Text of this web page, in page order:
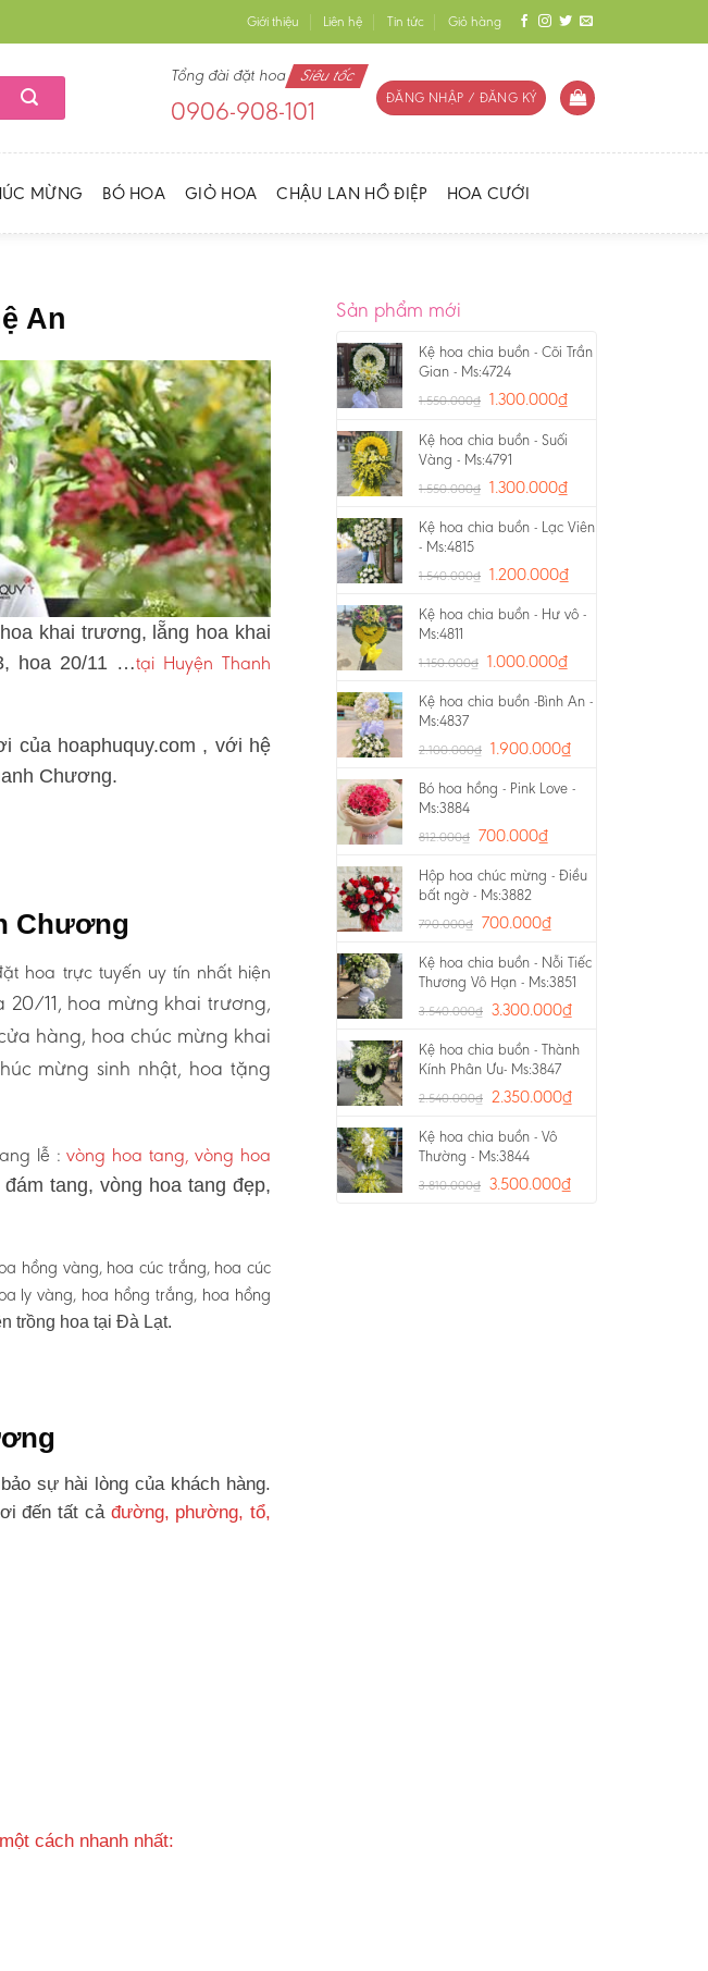
Giới thiệu Liên hệ Tin tức Giỏ hàng
Tổng đài đặt hoa Siêu tốc
0906-908-101 ĐĂNG NHẬP / ĐĂNG KÝ
MỪNG BÓ HOA GIỎ HOA CHẬU LAN HỒ ĐIỆP HOA CƯỚI
An
khai trương, lẵng hoa khai
hoa 20/11 …tại Huyện Thanh
của hoaphuquy.com , với hệ
Chương.
Chương
hoa trực tuyến uy tín nhất hiện
11, hoa mừng khai trương,
hàng, hoa chúc mừng khai
mừng sinh nhật, hoa tặng
lễ :vòng hoa tang, vòng hoa
tang, vòng hoa tang đẹp,
hồng vàng, hoa cúc trắng, hoa cúc
ly vàng, hoa hồng trắng, hoa hồng
trồng hoa tại Đà Lạt.
sự hài lòng của khách hàng.
đến tất cả đường, phường, tổ,
cách nhanh nhất:
Sản phẩm mới
Kệ hoa chia buồn - Cõi Trần
Gian - Ms:4724
1.550.000₫ 1.300.000₫
Kệ hoa chia buồn - Suối
Vàng - Ms:4791
1.550.000₫ 1.300.000₫
Kệ hoa chia buồn - Lạc Viên
- Ms:4815
1.540.000₫ 1.200.000₫
Kệ hoa chia buồn - Hư vô -
Ms:4811
1.150.000₫ 1.000.000₫
Kệ hoa chia buồn -Bình An -
Ms:4837
2.100.000₫ 1.900.000₫
Bó hoa hồng - Pink Love -
Ms:3884
812.000₫ 700.000₫
Hộp hoa chúc mừng - Điều
bất ngờ - Ms:3882
790.000₫ 700.000₫
Kệ hoa chia buồn - Nỗi Tiếc
Thương Vô Hạn - Ms:3851
3.540.000₫ 3.300.000₫
Kệ hoa chia buồn - Thành
Kính Phân Ưu- Ms:3847
2.540.000₫ 2.350.000₫
Kệ hoa chia buồn - Vô
Thường - Ms:3844
3.810.000₫ 3.500.000₫